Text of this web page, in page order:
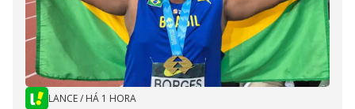
LANCE/ HÁ 1 HORA